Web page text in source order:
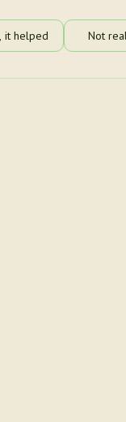
it helped Not